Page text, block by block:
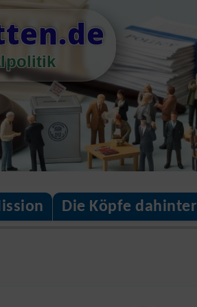
Die Köpfe dahinter